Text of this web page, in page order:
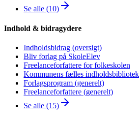
Se alle (10)
Indhold & bidragydere
Indholdsbidrag (oversigt)
Bliv forlag på SkoleElev
Freelanceforfattere for folkeskolen
Kommunens fælles indholdsbibliotek
Forlagsprogram (generelt)
Freelanceforfattere (generelt)
Se alle (15)